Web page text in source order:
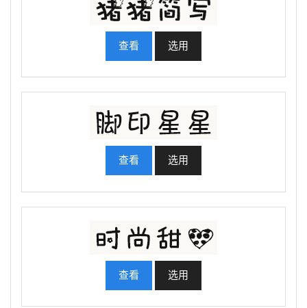
查看 选用
查看 选用
查看 选用